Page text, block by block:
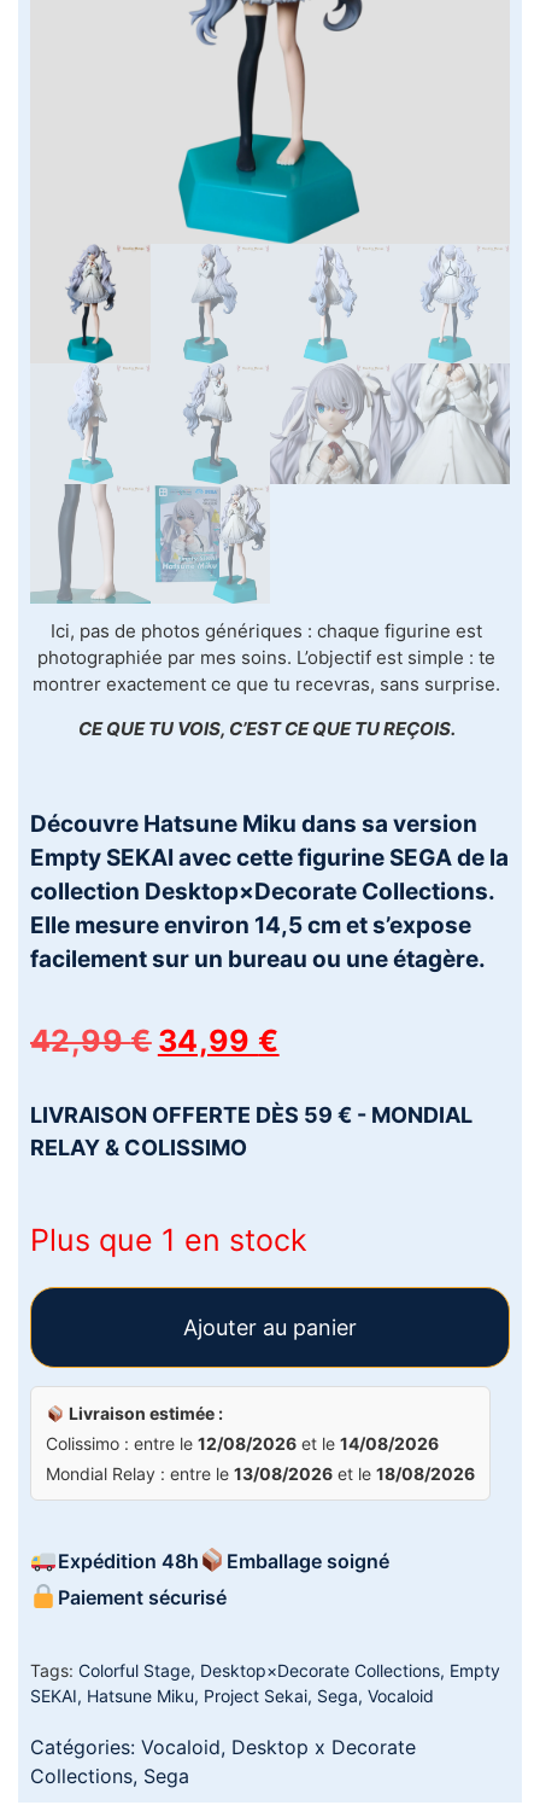
Ici, pas de photos génériques : chaque figurine est
photographiée par mes soins. L’objectif est simple : te
montrer exactement ce que tu recevras, sans surprise.
CE QUE TU VOIS, C’EST CE QUE TU REÇOIS.
Découvre Hatsune Miku dans sa version
Empty SEKAI avec cette figurine SEGA de la
collection Desktop×Decorate Collections.
Elle mesure environ 14,5 cm et s’expose
facilement sur un bureau ou une étagère.
42,99€ 34,99€
LIVRAISON OFFERTE DÈS 59 € - MONDIAL
RELAY & COLISSIMO
Plus que 1 en stock
Ajouter au panier
Livraison estimée :
Colissimo : entre le 12/08/2026 et le 14/08/2026
Mondial Relay : entre le 13/08/2026 et le 18/08/2026
Expédition 48h
Emballage soigné
Paiement sécurisé
Tags: Colorful Stage, Desktop×Decorate Collections, Empty
SEKAI, Hatsune Miku, Project Sekai, Sega, Vocaloid
Catégories: Vocaloid, Desktop x Decorate
Collections, Sega